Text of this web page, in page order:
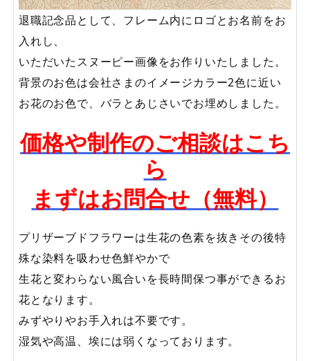
退職記念品として、フレーム内にロゴとお名前をお
入れし、
いただいたスヌーピー画像をお作りいたしました。
背景のお色は会社さまのイメージカラー2色に近い
お花のお色で、バラとあじさいでお埋めしました。
価格や制作のご相談はこち
ら
まずはお問合せ（無料）
プリザーブドフラワーは生花の色素を抜きその後特
殊な染料を吸わせ色鮮やかで
生花と変わらない風合いを長時間保つ事ができるお
花となります。
みずやりやお手入れは不要です。
湿気や高温、埃には弱くなっております。